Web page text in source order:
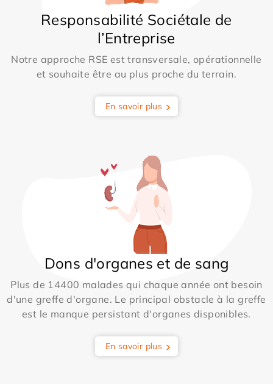
Responsabilité Sociétale de
l’Entreprise
Notre approche RSE est transversale, opérationnelle
et souhaite être au plus proche du terrain.
En savoir plus
Dons d'organes et de sang
Plus de 14400 malades qui chaque année ont besoin
d'une greffe d'organe. Le principal obstacle à la greffe
est le manque persistant d'organes disponibles.
En savoir plus